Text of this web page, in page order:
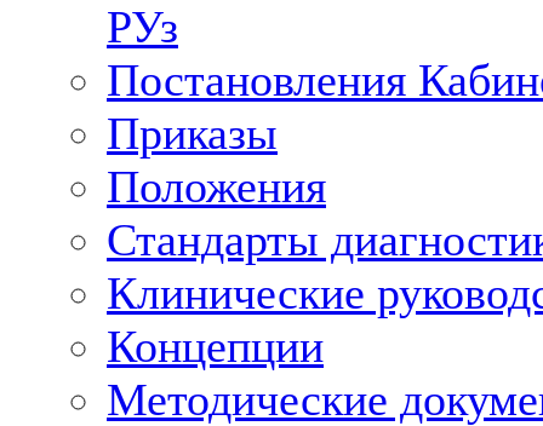
РУз
Постановления
Приказы
Положения
Стандарты
Клинические
Концепции
Методические